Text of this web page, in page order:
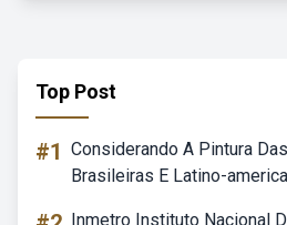
Top Post
#1 Considerando A Pintura
Brasileiras E Latino-
Inmetro Instituto Nacional